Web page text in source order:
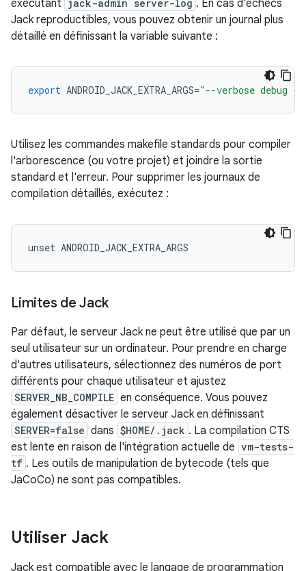
exécutant jack-admin server-log . En cas d'échecs
Jack reproductibles, vous pouvez obtenir un journal plus
détaillé en définissant la variable suivante :
export ANDROID_JACK_EXTRA_ARGS="--verbose debug
Utilisez les commandes makefile standards pour compiler
l'arborescence (ou votre projet) et joindre la sortie
standard et l'erreur. Pour supprimer les journaux de
compilation détaillés, exécutez :
Limites de Jack
Par défaut, le serveur Jack ne peut être utilisé que par un
seul utilisateur sur un ordinateur. Pour prendre en charge
d'autres utilisateurs, sélectionnez des numéros de port
différents pour chaque utilisateur et ajustez
SERVER_NB_COMPILE en conséquence. Vous pouvez
également désactiver le serveur Jack en définissant
SERVER=false dans $HOME/.jack . La compilation CTS
est lente en raison de l'intégration actuelle de vm-tests-
tf . Les outils de manipulation de bytecode (tels que
JaCoCo) ne sont pas compatibles.
Utiliser Jack
Jack est compatible avec le langage de programmation